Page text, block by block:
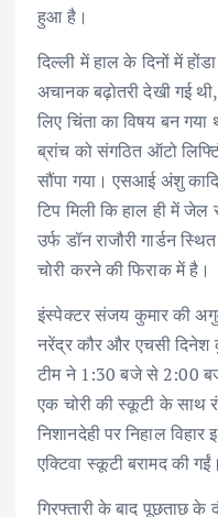
हुआ है।
दिल्ली में हाल के दिनों में
अचानक बढ़ोतरी देखी गई
लिए चिंता का विषय बन
ब्रांच को संगठित ऑटो
सौंपा गया। एसआई अंशु
टिप मिली कि हाल ही में
उर्फ डॉन राजौरी गार्डन
चोरी करने की फिराक में है।
इंस्पेक्टर संजय कुमार की
नरेंद्र कौर और एचसी दिनेश
टीम ने 1:30 बजे से 2:00
एक चोरी की स्कूटी के साथ
निशानदेही पर निहाल
एक्टिवा स्कूटी बरामद की गईं।
गिरफ्तारी के बाद पूछताछ के